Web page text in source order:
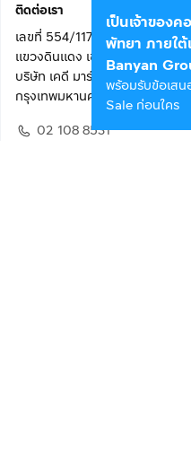
ติดต่อเรา
เลขที่ 554/117 อาคารสกายไนน์
แขวงดินแดง เขตดินแดง
บริษัท เคดี มาร์เก็ตเพลส จำกัด (
กรุงเทพมหานคร 10400
02 108 8531
เป็นเจ้าของค
พัทยา ภายใต้
Banyan
พร้อมรับข้อเส
Sale ก่อนใคร